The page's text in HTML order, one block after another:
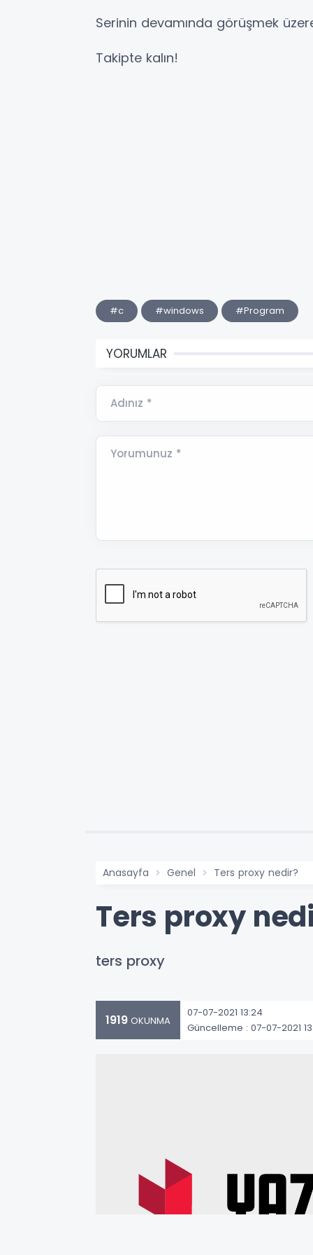
Serinin devamında görüşmek
Takipte kalın!
#c #windows #Program
YORUMLAR
Adınız *
Yorumunuz *
Anasayfa Genel Ters proxy nedir?
Ters proxy
ters proxy
1919 OKUNMA
07-07-2021 13:24
Güncelleme : 07-07-2021